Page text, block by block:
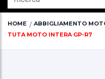
HOME ABBIGLIAMENTO
TUTA MOTO INTERA GP-R7